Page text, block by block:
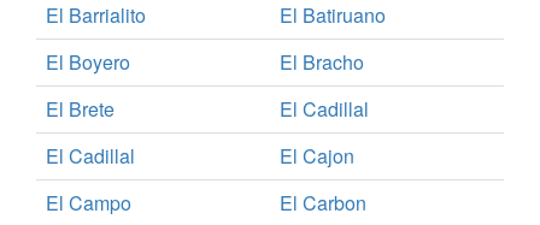
El Barrialito
El Batiruano
El Boyero
El Bracho
El Brete
El Cadillal
El Cadillal
El Cajon
El Campo
El Carbon